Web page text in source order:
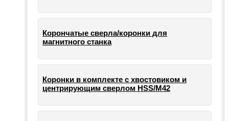
Корончатые сверла/коронки для
магнитного станка
Коронки в комплекте с хвостовиком и
центрирующим сверлом HSS/М42